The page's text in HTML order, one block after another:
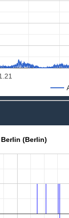
(Berlin)